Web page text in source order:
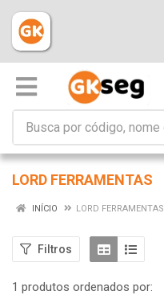
LORD FERRAMENTAS
INÍCIO LORD FERRAMENTAS
Filtros
1 produtos ordenados por: